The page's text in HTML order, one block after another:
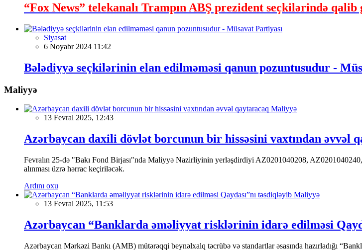
“Fox News” telekanalı Trampın ABŞ prezident seçkilərində
Siyasət
6 Noyabr 2024 11:42
Bələdiyyə seçkilərinin elan edilməməsi qanun pozuntusudur -
Maliyyə
Maliyyə
13 Fevral 2025, 12:43
Azərbaycan daxili dövlət borcunun bir hissəsini vaxtından əvvəl
Fevralın 25-də "Bakı Fond Birjası"nda Maliyyə Nazirliyinin yerləşdirdiyi AZ0201040208,
alınması üzrə hərrac keçiriləcək.
Ardını oxu
Maliyyə
13 Fevral 2025, 11:53
Azərbaycan “Banklarda əməliyyat risklərinin idarə edilməsi
Azərbaycan Mərkəzi Bankı (AMB) mütərəqqi beynəlxalq təcrübə və standartlar əsasında hazırladığı